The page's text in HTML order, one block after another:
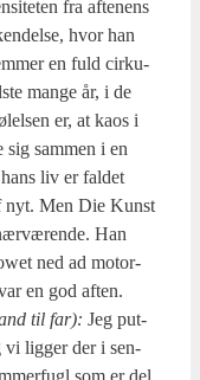
fra afte­nens
hvor han
en fuld cir­ku­
man­ge år, i de
er, at kaos i
sig sam­men i en
liv er fal­det
nyt. Men Die Kunst
Han
ned ad motor­
en god aften.
til far): Jeg put­
vi lig­ger der i sen­
som er del